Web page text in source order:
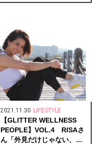
に！ みんなが自由に生き
2021.11.30 LIFESTYLE
【GLITTER WELLNESS
PEOPLE】VOL.4 RISAさ
ん「外見だけじゃない、内